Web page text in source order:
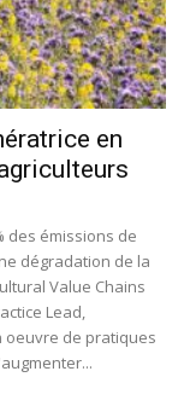
en
des émissions de
dégradation de la
Value Chains
Lead,
oeuvre de pratiques